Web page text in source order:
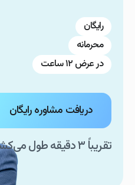
رایگان
محرمانه
در عرض ۱۲ ساعت
دریافت مشاوره رایگان
تقریباً ۳ دقیقه طول می‌کشد